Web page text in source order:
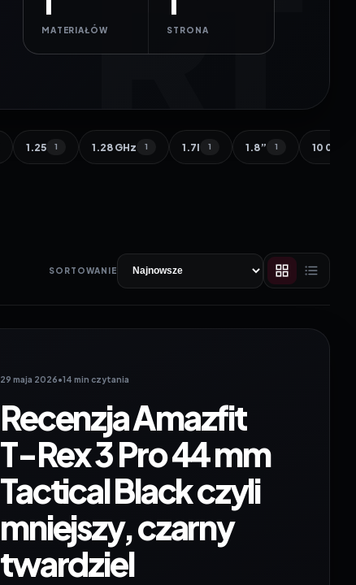
MATERIAŁÓW STRONA
1.25 1 1.28 GHz 1 1.7l 1 1.8” 1 10 000
SORTOWANIE
29 maja 2026•14 min czytania
Recenzja Amazfit
T-Rex 3 Pro 44 mm
Tactical Black czyli
mniejszy, czarny
twardziel